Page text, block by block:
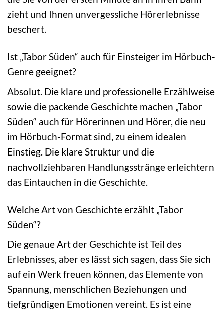
zieht und Ihnen unvergessliche Hörerlebnisse
beschert.
Ist „Tabor Süden“ auch für Einsteiger im Hörbuch-
Genre geeignet?
Absolut. Die klare und professionelle Erzählweise
sowie die packende Geschichte machen „Tabor
Süden“ auch für Hörerinnen und Hörer, die neu
im Hörbuch-Format sind, zu einem idealen
Einstieg. Die klare Struktur und die
nachvollziehbaren Handlungsstränge erleichtern
das Eintauchen in die Geschichte.
Welche Art von Geschichte erzählt „Tabor
Süden“?
Die genaue Art der Geschichte ist Teil des
Erlebnisses, aber es lässt sich sagen, dass Sie sich
auf ein Werk freuen können, das Elemente von
Spannung, menschlichen Beziehungen und
tiefgründigen Emotionen vereint. Es ist eine